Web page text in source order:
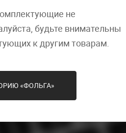
не
будьте внимательны
к другим товарам.
«ФОЛЬГА»